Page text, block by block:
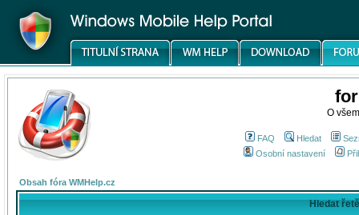
O
FAQ Hledat
Osobní nastavení
Obsah fóra WMHelp.cz
Hledat